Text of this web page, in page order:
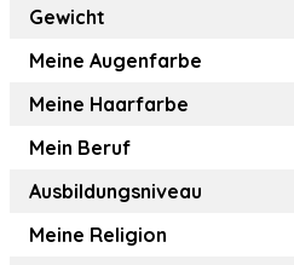
Gewicht
Meine Augenfarbe
Meine Haarfarbe
Mein Beruf
Ausbildungsniveau
Meine Religion